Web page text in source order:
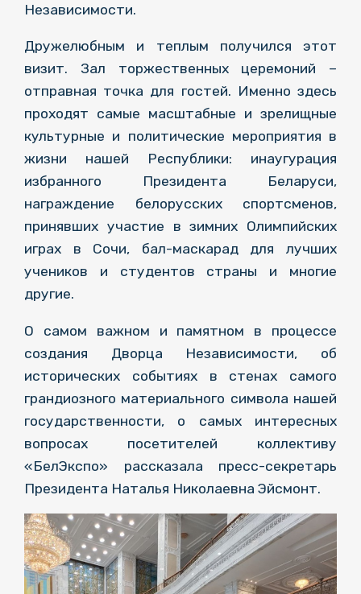
Независимости.
Дружелюбным и теплым получился этот
визит. Зал торжественных церемоний –
отправная точка для гостей. Именно здесь
проходят самые масштабные и зрелищные
культурные и политические мероприятия в
жизни нашей Республики: инаугурация
избранного Президента Беларуси,
награждение белорусских спортсменов,
принявших участие в зимних Олимпийских
играх в Сочи, бал-маскарад для лучших
учеников и студентов страны и многие
другие.
О самом важном и памятном в процессе
создания Дворца Независимости, об
исторических событиях в стенах самого
грандиозного материального символа нашей
государственности, о самых интересных
вопросах посетителей коллективу
«БелЭкспо» рассказала пресс-секретарь
Президента Наталья Николаевна Эйсмонт.